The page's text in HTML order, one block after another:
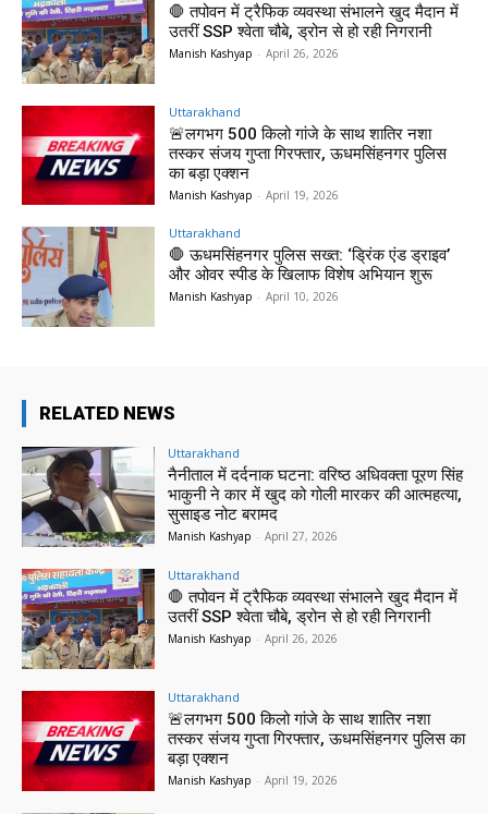
🛑 तपोवन में ट्रैफिक व्यवस्था संभालने खुद मैदान में
उतरीं SSP श्वेता चौबे, ड्रोन से हो रही निगरानी
Manish Kashyap - April 26, 2026
Uttarakhand
🚨लगभग 500 किलो गांजे के साथ शातिर नशा
तस्कर संजय गुप्ता गिरफ्तार, ऊधमसिंहनगर पुलिस
का बड़ा एक्शन
Manish Kashyap - April 19, 2026
Uttarakhand
🛑 ऊधमसिंहनगर पुलिस सख्त: ‘ड्रिंक एंड ड्राइव’
और ओवर स्पीड के खिलाफ विशेष अभियान शुरू
Manish Kashyap - April 10, 2026
RELATED NEWS
Uttarakhand
नैनीताल में दर्दनाक घटना: वरिष्ठ अधिवक्ता पूरण सिंह
भाकुनी ने कार में खुद को गोली मारकर की आत्महत्या,
सुसाइड नोट बरामद
Manish Kashyap - April 27, 2026
Uttarakhand
🛑 तपोवन में ट्रैफिक व्यवस्था संभालने खुद मैदान में
उतरीं SSP श्वेता चौबे, ड्रोन से हो रही निगरानी
Manish Kashyap - April 26, 2026
Uttarakhand
🚨लगभग 500 किलो गांजे के साथ शातिर नशा
तस्कर संजय गुप्ता गिरफ्तार, ऊधमसिंहनगर पुलिस का
बड़ा एक्शन
Manish Kashyap - April 19, 2026